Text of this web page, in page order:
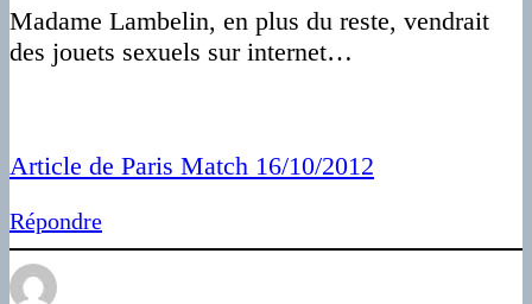
Madame Lambelin, en plus du reste, vendrait
des jouets sexuels sur internet…
Article de Paris Match 16/10/2012
Répondre